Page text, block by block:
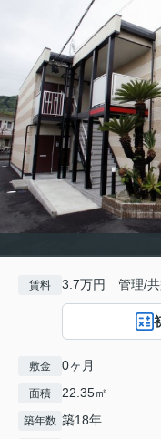
賃料 3.7万円 管理/共
敷金 0ヶ月
面積 22.35㎡
築年数 築18年